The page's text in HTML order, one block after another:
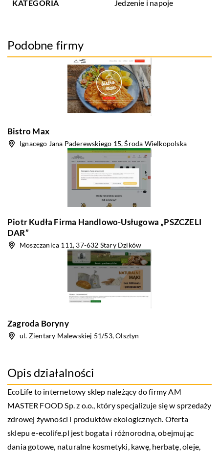
KATEGORIA Jedzenie i napoje
Podobne firmy
Bistro Max
Ignacego Jana Paderewskiego 15, Środa Wielkopolska
Piotr Kudła Firma Handlowo-Usługowa „PSZCZELI
DAR”
Moszczanica 111, 37-632 Stary Dzików
Zagroda Boryny
ul. Zientary Malewskiej 51/53, Olsztyn
Opis działalności
EcoLife to internetowy sklep należący do firmy AM
MASTER FOOD Sp. z o.o., który specjalizuje się w sprzedaży
zdrowej żywności i produktów ekologicznych. Oferta
sklepu e-ecolife.pl jest bogata i różnorodna, obejmując
dania gotowe, naturalne kosmetyki, kawę, herbatę, oleje,